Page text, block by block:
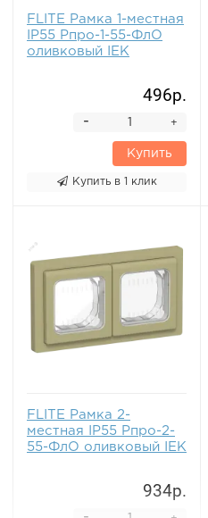
FLITE Рамка 1-местная
IP55 Рпро-1-55-ФлО
оливковый IEK
496р.
+
-
Купить
Купить в 1 клик
FLITE Рамка 2-
местная IP55 Рпро-2-
55-ФлО оливковый IEK
934р.